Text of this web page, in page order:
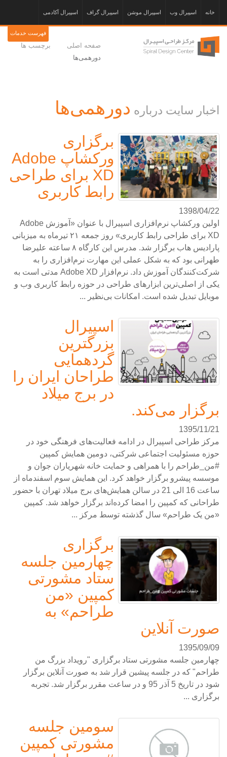
خانه اسپیرال وب اسپیرال موشن اسپیرال گراف اسپیرال آکادمی
فهرست خدمات
صفحه اصلی
برچسب ها
دورهمی‌ها
اخبار سایت درباره دورهمی‌ها
برگزاری
ورکشاپ Adobe
XD برای طراحی
رابط کاربری
1398/04/22
اولین ورکشاپ نرم‌افزاری اسپیرال با عنوان «آموزش Adobe
XD برای طراحی رابط کاربری» روز جمعه ۲۱ تیرماه به میزبانی
پارادیس هاب برگزار شد. مدرس این کارگاه ۸ ساعته علیرضا
طهرانی بود که به شکل عملی این مهارت نرم‌افزاری را به
شرکت‌کنندگان آموزش داد. نرم‌افزار Adobe XD مدتی است به
یکی از اصلی‌ترین ابزارهای طراحی در حوزه رابط کاربری وب و
موبایل تبدیل شده است. امکانات بی‌نظیر ...
اسپیرال
بزرگترین
گردهمایی
طراحان ایران را
در برج میلاد
برگزار می‌کند.
1395/11/21
مرکز طراحی اسپیرال در ادامه فعالیت‌های فرهنگی خود در
حوزه مسئولیت اجتماعی شرکتی، دومین همایش کمپین
#من_طراحم را با همراهی و حمایت خانه شهریاران جوان و
موسسه پیشرو برگزار خواهد کرد. این همایش سوم اسفندماه از
ساعت 16 الی 21 در سالن همایش‌های برج میلاد تهران با حضور
طراحانی که کمپین را امضا کرده‌اند برگزار خواهد شد. کمپین
«من یک طراحم» سال گذشته توسط مرکز ...
برگزاری
چهارمین جلسه
ستاد مشورتی
کمپین «من
طراحم» به
صورت آنلاین
1395/09/09
چهارمین جلسه مشورتی ستاد برگزاری "رویداد بزرگ من
طراحم" که در جلسه پیشین قرار شد به صورت آنلاین برگزار
شود در تاریخ 5 آذر 95 و در ساعت مقرر برگزار شد. تجربه
برگزاری ...
سومین جلسه
مشورتی کمپین